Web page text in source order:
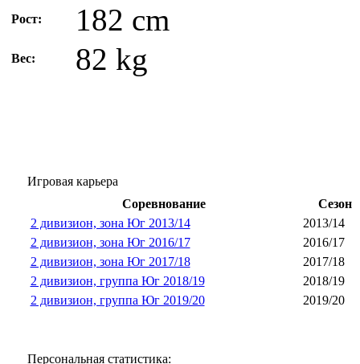
Рост: 182 cm
Вес: 82 kg
Игровая карьера
Соревнование
Сезон
2 дивизион, зона Юг 2013/14
2013/14
2 дивизион, зона Юг 2016/17
2016/17
2 дивизион, зона Юг 2017/18
2017/18
2 дивизион, группа Юг 2018/19
2018/19
2 дивизион, группа Юг 2019/20
2019/20
Персональная статистика: